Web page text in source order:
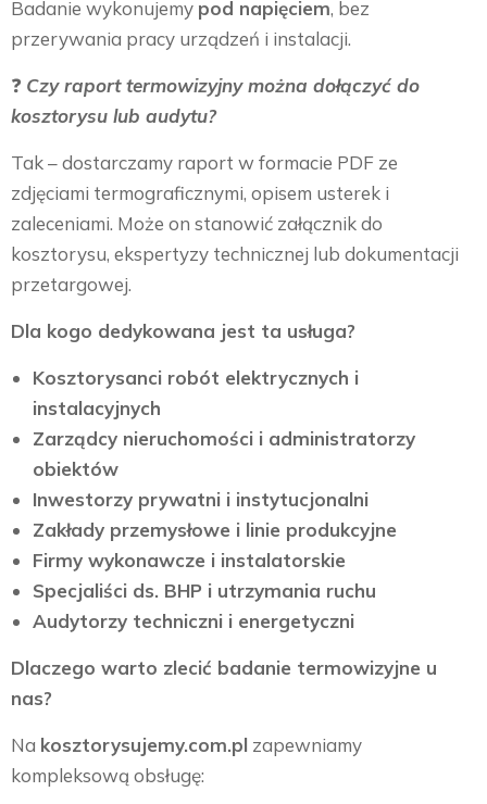
Badanie wykonujemy pod napięciem, bez
przerywania pracy urządzeń i instalacji.
❓ Czy raport termowizyjny można dołączyć do
kosztorysu lub audytu?
Tak – dostarczamy raport w formacie PDF ze
zdjęciami termograficznymi, opisem usterek i
zaleceniami. Może on stanowić załącznik do
kosztorysu, ekspertyzy technicznej lub dokumentacji
przetargowej.
Dla kogo dedykowana jest ta usługa?
Kosztorysanci robót elektrycznych i
instalacyjnych
Zarządcy nieruchomości i administratorzy
obiektów
Inwestorzy prywatni i instytucjonalni
Zakłady przemysłowe i linie produkcyjne
Firmy wykonawcze i instalatorskie
Specjaliści ds. BHP i utrzymania ruchu
Audytorzy techniczni i energetyczni
Dlaczego warto zlecić badanie termowizyjne u
nas?
Na kosztorysujemy.com.pl zapewniamy
kompleksową obsługę: